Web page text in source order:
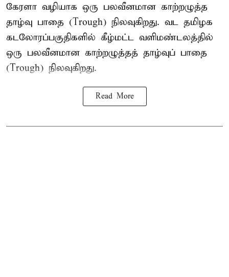
கேரளா வழியாக ஒரு பலவீனமான காற்றழுத்த
தாழ்வு பாதை (Trough) நிலவுகிறது. வட தமிழக
கடலோரப்பகுதிகளில் கீழ்மட்ட வளிமண்டலத்தில்
ஒரு பலவீனமான காற்றழுத்தத் தாழ்வுப் பாதை
(Trough) நிலவுகிறது.
Read More